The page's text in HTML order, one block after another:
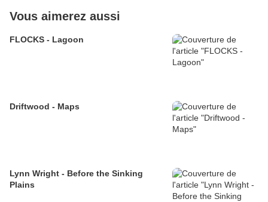
Vous aimerez aussi
FLOCKS - Lagoon
Driftwood - Maps
Lynn Wright - Before the Sinking
Plains